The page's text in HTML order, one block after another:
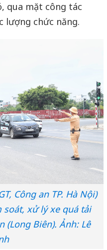
qua mặt công tác
lượng chức năng.
Công an TP. Hà Nội)
xử lý xe quá tải
(Long Biên). Ảnh: Lê